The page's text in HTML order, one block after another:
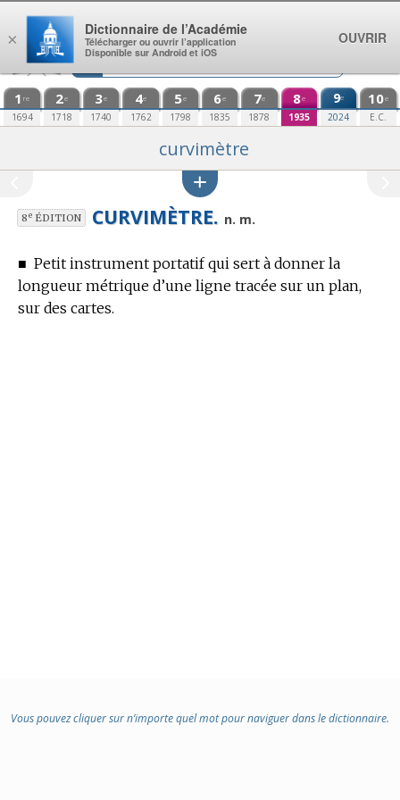
Aller au contenu
1 re
1694
2e
1718
3e
1740
4e
1762
5e
1798
6e
1835
7e
1878
8e
1935
9e
2024
10e
E.C.
curvimètre
8eÉDITION CURVIMÈTRE. n. m.
■ Petit instrument portatif qui sert à donner la
longueur métrique d’une ligne tracée sur un plan,
sur des cartes.
Vous pouvez cliquer sur n’importe quel mot pour naviguer dans le dictionnaire.
×
Dictionnaire de l’Académie
Télécharger ou ouvrir l’application
Disponible sur Android et iOS
OUVRIR